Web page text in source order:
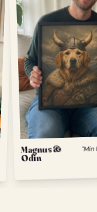
Magnus &
Odin